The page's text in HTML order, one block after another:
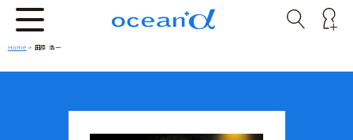
Home > 田原 浩一